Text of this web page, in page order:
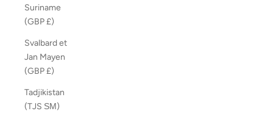
Suriname
(GBP £)
Svalbard et
Jan Mayen
(GBP £)
Tadjikistan
(TJS ЅМ)